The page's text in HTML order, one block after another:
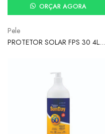
ORÇAR AGORA
Pele
PROTETOR SOLAR FPS 30 4L